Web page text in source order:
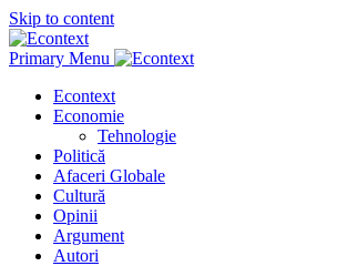
Skip to content
Primary Menu
Econtext
Economie
Tehnologie
Politică
Afaceri Globale
Cultură
Opinii
Argument
Autori